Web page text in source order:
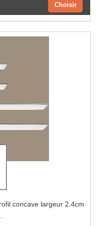
Choisir
concave largeur 2.4cm